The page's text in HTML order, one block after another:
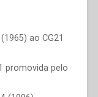
ao CG21
promovida pelo